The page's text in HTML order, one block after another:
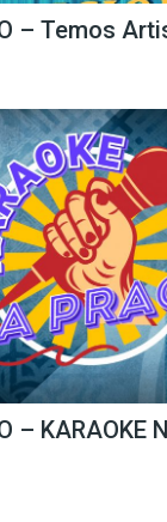
– Temos
– KARAOKE